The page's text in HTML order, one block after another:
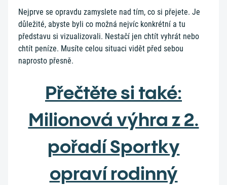
Nejprve se opravdu zamyslete nad tím, co si přejete. Je
důležité, abyste byli co možná nejvíc konkrétní a tu
představu si vizualizovali. Nestačí jen chtít vyhrát nebo
chtít peníze. Musíte celou situaci vidět před sebou
naprosto přesně.
Přečtěte si také:
Milionová výhra z 2.
pořadí Sportky
opraví rodinný